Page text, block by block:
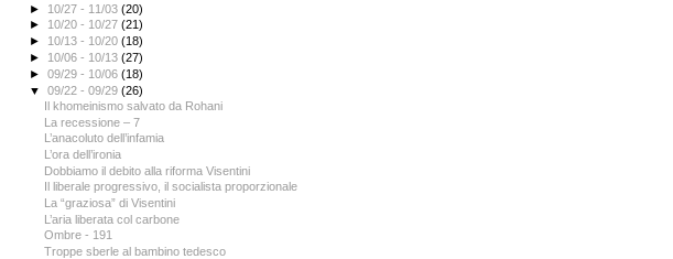
► 10/27 - 11/03(20)
► 10/20 - 10/27(21)
► 10/13 - 10/20(18)
► 10/06 - 10/13(27)
►09/29 - 10/06(18)
▼09/22 - 09/29(26)
Il khomeinismo salvato da Rohani
La recessione – 7
L’anacoluto dell’infamia
L’ora dell’ironia
Dobbiamo il debito alla riforma Visentini
Il liberale progressivo, il socialista proporzionale
La “graziosa” di Visentini
L’aria liberata col carbone
Ombre - 191
Troppe sberle al bambino tedesco